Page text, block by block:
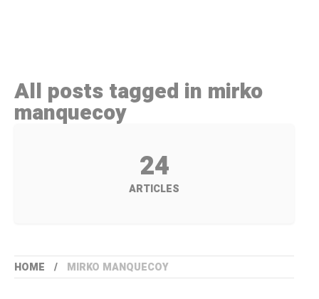
All posts tagged in mirko
manquecoy
24
ARTICLES
HOME MIRKO MANQUECOY